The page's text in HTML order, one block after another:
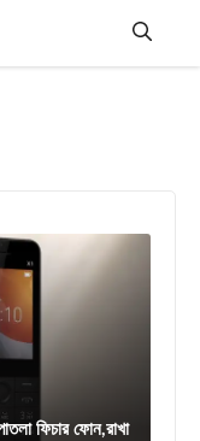
ফিচার ফোন,রাখা